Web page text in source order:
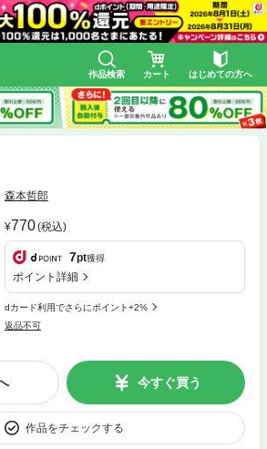
作品検索 カート はじめての方へ
森本哲郎
770(税込)
7pt獲得
ポイント詳細
dカード利用でさらにポイント+2%
返品不可
今すぐ買う
作品をチェックする